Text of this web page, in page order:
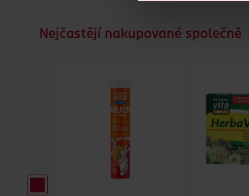
Nejčastějí nakupované společně